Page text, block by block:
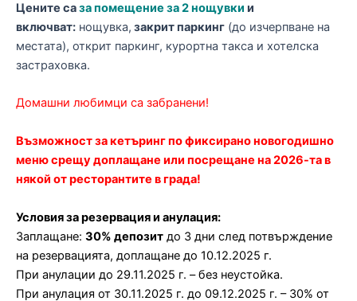
Цените саза помещение за 2 нощувки и
включват: нощувка, закрит паркинг (до изчерпване на
местата), открит паркинг, курортна такса и хотелска
застраховка.
Домашни любимци са забранени!
Възможност за кетъринг по фиксирано новогодишно
меню срещу доплащане или посрещане на 2026-та в
някой от ресторантите в града!
Условия за резервация и анулация:
Заплащане: 30% депозит до 3 дни след потвърждение
на резервацията, доплащане до 10.12.2025 г.
При анулации до 29.11.2025 г. – без неустойка.
При анулация от 30.11.2025 г. до 09.12.2025 г. – 30% от